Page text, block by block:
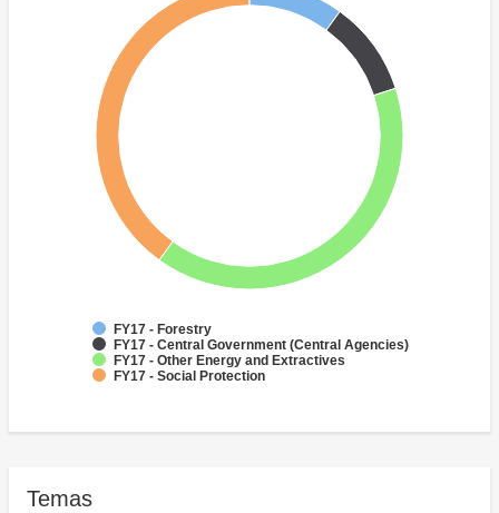
FY17 - Forestry
FY17 - Central Government (Central Agencies)
FY17 - Other Energy and Extractives
FY17 - Social Protection
Temas